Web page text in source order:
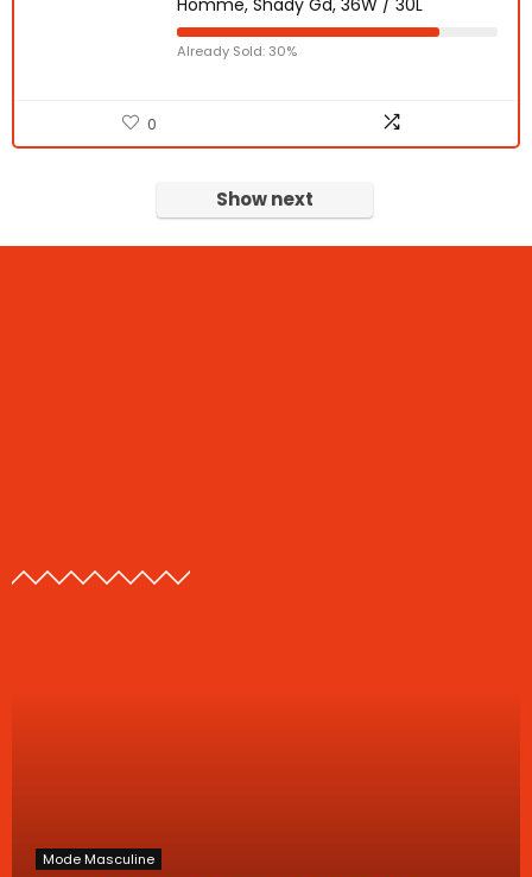
Already Sold: 30%
0
Show next
Mode Masculine